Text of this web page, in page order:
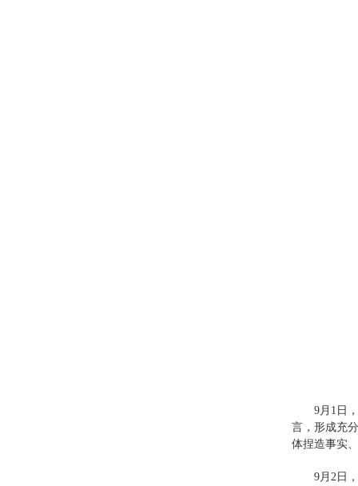
9月1日
言，形成充
体捏造事实
9月2日